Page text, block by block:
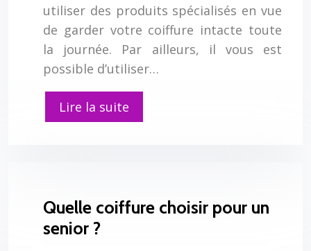
utiliser des produits spécialisés en vue
de garder votre coiffure intacte toute
la journée. Par ailleurs, il vous est
possible d’utiliser…
Lire la suite
Quelle coiffure choisir pour un
senior ?